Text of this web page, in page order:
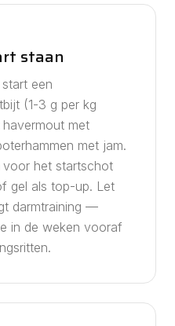
staan
een
(1-3 g per kg
met
met jam.
voor het startschot
gel als top-up. Let
darmtraining —
in de weken vooraf